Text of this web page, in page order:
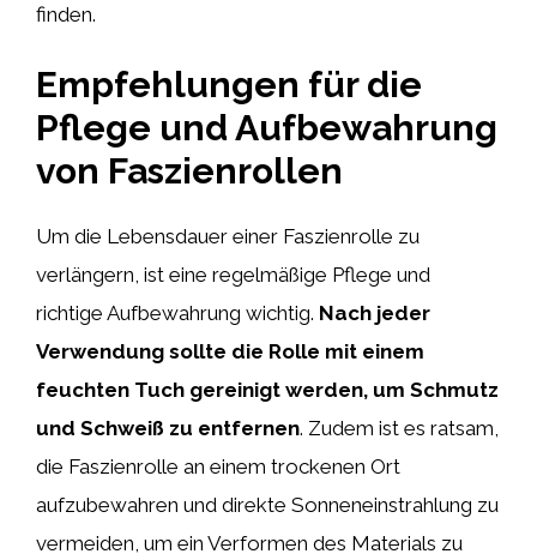
finden.
Empfehlungen für die
Pflege und Aufbewahrung
von Faszienrollen
Um die Lebensdauer einer Faszienrolle zu
verlängern, ist eine regelmäßige Pflege und
richtige Aufbewahrung wichtig. Nach jeder
Verwendung sollte die Rolle mit einem
feuchten Tuch gereinigt werden, um Schmutz
und Schweiß zu entfernen. Zudem ist es ratsam,
die Faszienrolle an einem trockenen Ort
aufzubewahren und direkte Sonneneinstrahlung zu
vermeiden, um ein Verformen des Materials zu